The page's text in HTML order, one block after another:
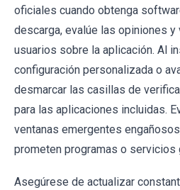
oficiales cuando obtenga
descarga, evalúe las opiniones
usuarios sobre la aplicación. Al
configuración personalizada o
desmarcar las casillas de
para las aplicaciones incluidas.
ventanas emergentes
prometen programas o servicios
Asegúrese de actualizar